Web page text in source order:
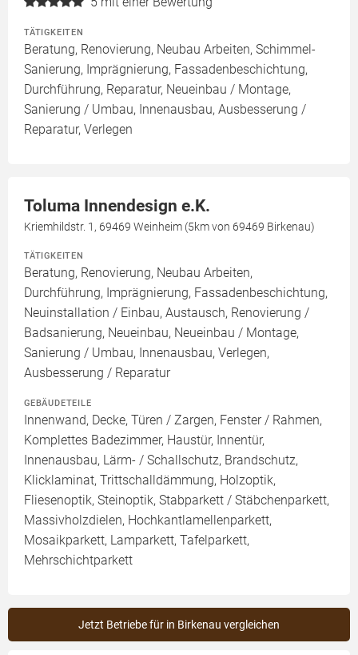
TÄTIGKEITEN
Beratung, Renovierung, Neubau Arbeiten, Schimmel-
Sanierung, Imprägnierung, Fassadenbeschichtung,
Durchführung, Reparatur, Neueinbau / Montage,
Sanierung / Umbau, Innenausbau, Ausbesserung /
Reparatur, Verlegen
Toluma Innendesign e.K.
Kriemhildstr. 1, 69469 Weinheim (5km von 69469 Birkenau)
TÄTIGKEITEN
Beratung, Renovierung, Neubau Arbeiten,
Durchführung, Imprägnierung, Fassadenbeschichtung,
Neuinstallation / Einbau, Austausch, Renovierung /
Badsanierung, Neueinbau, Neueinbau / Montage,
Sanierung / Umbau, Innenausbau, Verlegen,
Ausbesserung / Reparatur
GEBÄUDETEILE
Innenwand, Decke, Türen / Zargen, Fenster / Rahmen,
Komplettes Badezimmer, Haustür, Innentür,
Innenausbau, Lärm- / Schallschutz, Brandschutz,
Klicklaminat, Trittschalldämmung, Holzoptik,
Fliesenoptik, Steinoptik, Stabparkett / Stäbchenparkett,
Massivholzdielen, Hochkantlamellenparkett,
Mosaikparkett, Lamparkett, Tafelparkett,
Mehrschichtparkett
Jetzt Betriebe für in Birkenau vergleichen